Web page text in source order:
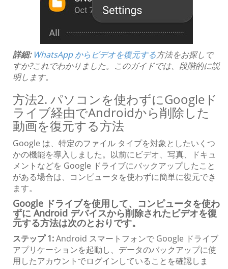
詳細: WhatsApp からビデオを復元する方法をお探しで
すか?これでわかりました。このガイドでは、段階的に説
明します。
方法2. パソコンを使わずにGoogleド
ライブ経由でAndroidから削除した
動画を復元する方法
Google は、特定のファイル タイプを対象としたいくつ
かの機能を導入しました。以前にビデオ、写真、ドキュ
メントなどを Google ドライブにバックアップしたこと
がある場合は、コンピュータを使わずに簡単に復元でき
ます。
Google ドライブを使用して、コンピュータを使わ
ずに Android デバイスから削除されたビデオを復
元する方法は次のとおりです。
ステップ 1:Android スマートフォンで Google ドライブ
アプリケーションを起動し、データのバックアップに使
用したアカウントでログインしていることを確認しま